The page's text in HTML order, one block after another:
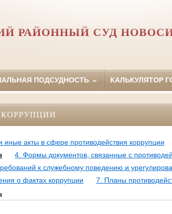
РАЙОННЫЙ СУД
ПОДСУДНОСТЬ КАЛЬКУЛЯТОР
акты в сфере противодействия коррупции
4. Формы документов, связанные с
к служебному поведению и
о фактах коррупции
7. Планы